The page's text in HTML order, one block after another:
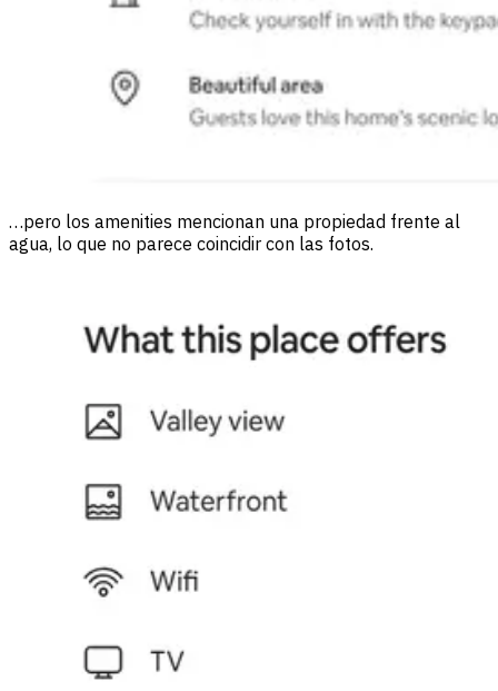
…pero los amenities mencionan una propiedad frente al
agua, lo que no parece coincidir con las fotos.